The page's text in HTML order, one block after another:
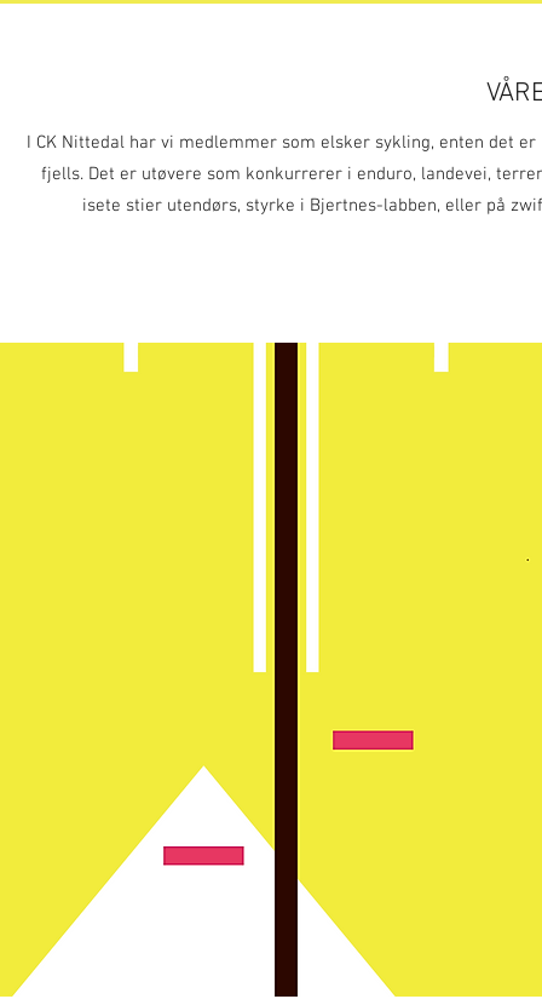
I CK Nittedal har vi medlemmer som elsker sykling, enten det
fjells. Det er utøvere som konkurrerer i enduro, landevei,
isete stier utendørs, styrke i Bjertnes-labben, eller på